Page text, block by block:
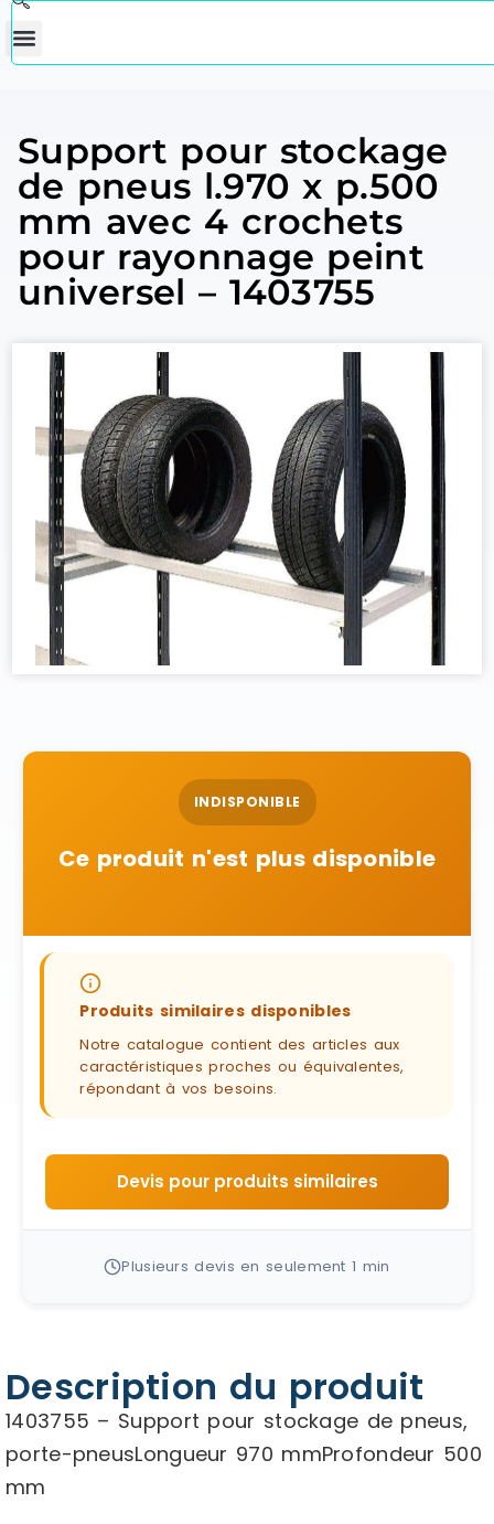
Support pour stockage
de pneus l.970 x p.500
mm avec 4 crochets
pour rayonnage peint
universel – 1403755
INDISPONIBLE
Ce produit n'est plus disponible
Produits similaires disponibles
Notre catalogue contient des articles aux
caractéristiques proches ou équivalentes,
répondant à vos besoins.
Devis pour produits similaires
Plusieurs devis en seulement 1 min
Description du produit
1403755 – Support pour stockage de pneus,
porte-pneusLongueur 970 mmProfondeur 500
mm